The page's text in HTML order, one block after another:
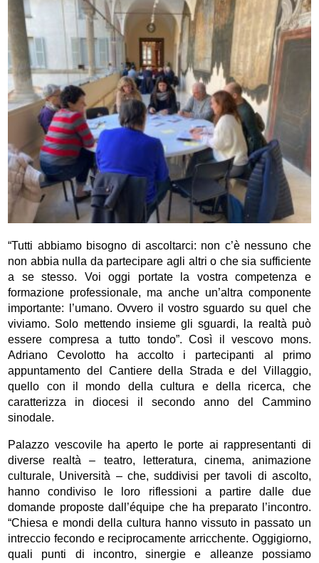
“Tutti abbiamo bisogno di ascoltarci: non c’è nessuno che
non abbia nulla da partecipare agli altri o che sia sufficiente
a se stesso. Voi oggi portate la vostra competenza e
formazione professionale, ma anche un’altra componente
importante: l’umano. Ovvero il vostro sguardo su quel che
viviamo. Solo mettendo insieme gli sguardi, la realtà può
essere compresa a tutto tondo”. Così il vescovo mons.
Adriano Cevolotto ha accolto i partecipanti al primo
appuntamento del Cantiere della Strada e del Villaggio,
quello con il mondo della cultura e della ricerca, che
caratterizza in diocesi il secondo anno del Cammino
sinodale.
Palazzo vescovile ha aperto le porte ai rappresentanti di
diverse realtà – teatro, letteratura, cinema, animazione
culturale, Università – che, suddivisi per tavoli di ascolto,
hanno condiviso le loro riflessioni a partire dalle due
domande proposte dall’équipe che ha preparato l’incontro.
“Chiesa e mondi della cultura hanno vissuto in passato un
intreccio fecondo e reciprocamente arricchente. Oggigiorno,
quali punti di incontro, sinergie e alleanze possiamo